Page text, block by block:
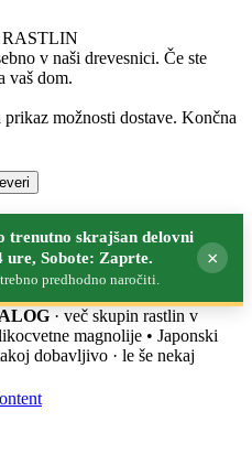
v naši drevesnici. Če ste
vaš dom.
možnosti dostave. Končna
trenutno skrajšan delovni
ure, Sobote: Zaprte.
predhodno naročiti.
×
· več skupin rastlin v
magnolije • Japonski
dobavljivo · le še nekaj